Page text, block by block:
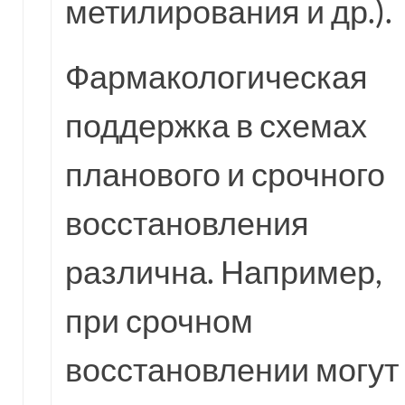
метилирования и др.).
Фармакологическая
поддержка в схемах
планового и срочного
восстановления
различна. Например,
при срочном
восстановлении могут